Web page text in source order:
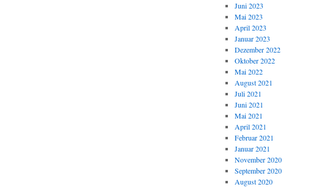
Juni 2023
Mai 2023
April 2023
Januar 2023
Dezember 2022
Oktober 2022
Mai 2022
August 2021
Juli 2021
Juni 2021
Mai 2021
April 2021
Februar 2021
Januar 2021
November 2020
September 2020
August 2020